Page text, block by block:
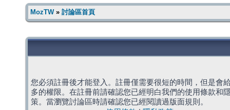
MozTW» 討論區首頁
您必須註冊後才能登入。註冊僅需要很短的時間，但是會
多的權限。在註冊前請確認您已經明白我們的使用條款和
策。當瀏覽討論區時請確認您已經閱讀過版面規則。